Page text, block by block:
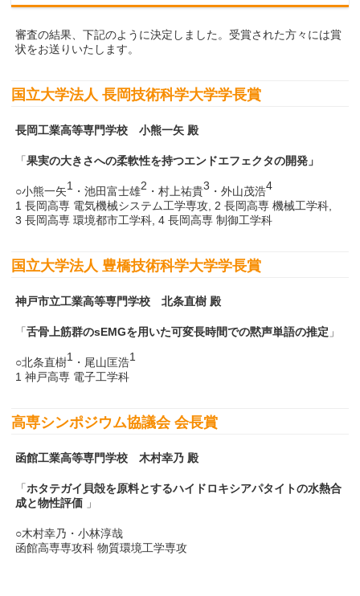
審査の結果、下記のように決定しました。受賞された方々には賞
状をお送りいたします。
国立大学法人 長岡技術科学大学学長賞
長岡工業高等専門学校 小熊一矢 殿
「果実の大きさへの柔軟性を持つエンドエフェクタの開発」
○小熊一矢1 ・池田富士雄2 ・村上祐貴3 ・外山茂浩4
1 長岡高専 電気機械システム工学専攻, 2 長岡高専 機械工学科,
3 長岡高専 環境都市工学科, 4 長岡高専 制御工学科
国立大学法人 豊橋技術科学大学学長賞
神戸市立工業高等専門学校 北条直樹 殿
「舌骨上筋群のsEMGを用いた可変長時間での黙声単語の推定 」
○北条直樹1 ・尾山匡浩1
1 神戸高専 電子工学科
高専シンポジウム協議会 会長賞
函館工業高等専門学校 木村幸乃 殿
「ホタテガイ貝殻を原料とするハイドロキシアパタイトの水熱合
成と物性評価 」
○木村幸乃・小林淳哉
函館高専専攻科 物質環境工学専攻